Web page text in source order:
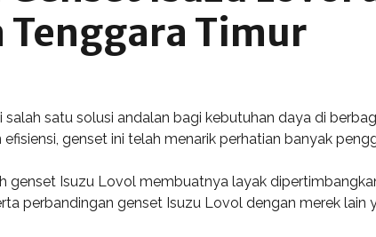
Tenggara Timur
satu solusi andalan bagi kebutuhan daya di
genset ini telah menarik perhatian banyak
genset Isuzu Lovol membuatnya layak
perbandingan genset Isuzu Lovol dengan merek lain